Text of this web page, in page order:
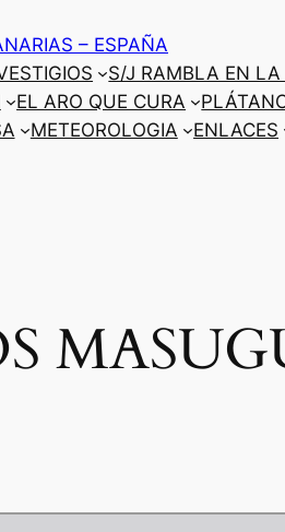
– ESPAÑA
S/J RAMBLA EN LA
EL ARO QUE CURA
METEOROLOGIA ENLACES